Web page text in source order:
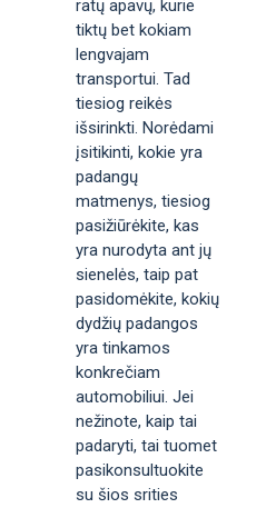
ratų apavų, kurie
tiktų bet kokiam
lengvajam
transportui. Tad
tiesiog reikės
išsirinkti. Norėdami
įsitikinti, kokie yra
padangų
matmenys, tiesiog
pasižiūrėkite, kas
yra nurodyta ant jų
sienelės, taip pat
pasidomėkite, kokių
dydžių padangos
yra tinkamos
konkrečiam
automobiliui. Jei
nežinote, kaip tai
padaryti, tai tuomet
pasikonsultuokite
su šios srities